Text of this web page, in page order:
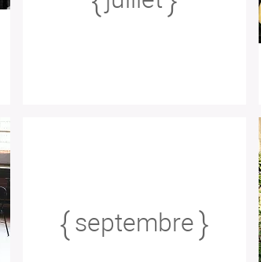
septembre